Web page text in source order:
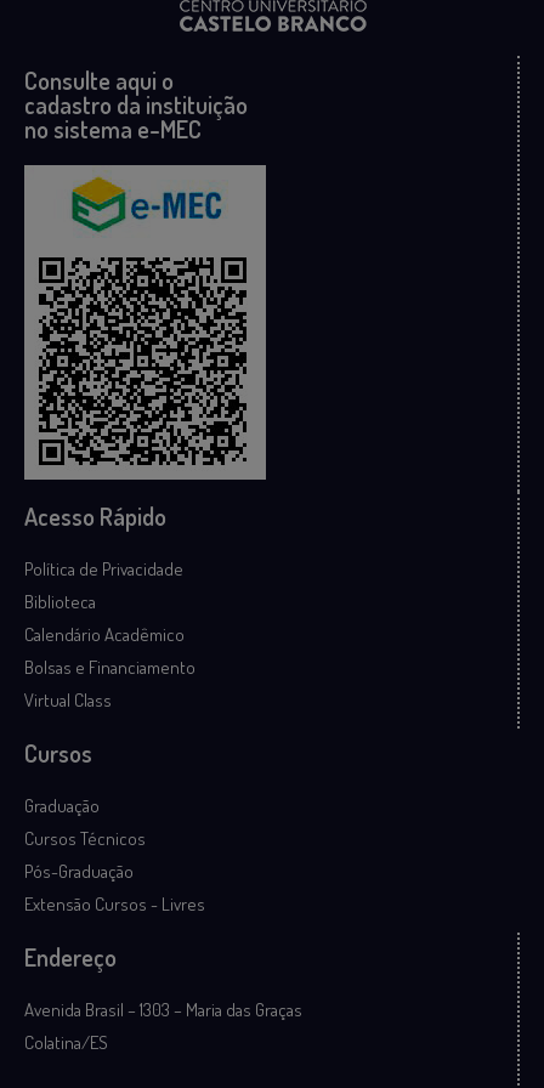
Consulte aqui o
cadastro da instituição
no sistema e-MEC
Acesso Rápido
Política de Privacidade
Biblioteca
Calendário Acadêmico
Bolsas e Financiamento
Virtual Class
Cursos
Graduação
Cursos Técnicos
Pós-Graduação
Extensão Cursos - Livres
Endereço
Avenida Brasil – 1303 – Maria das Graças
Colatina/ES